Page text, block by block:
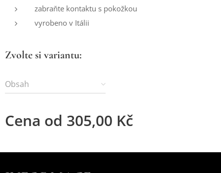
zabraňte kontaktu s pokožkou
vyrobeno v Itálii
Zvolte si variantu:
Obsah
Cena od 305,00 Kč